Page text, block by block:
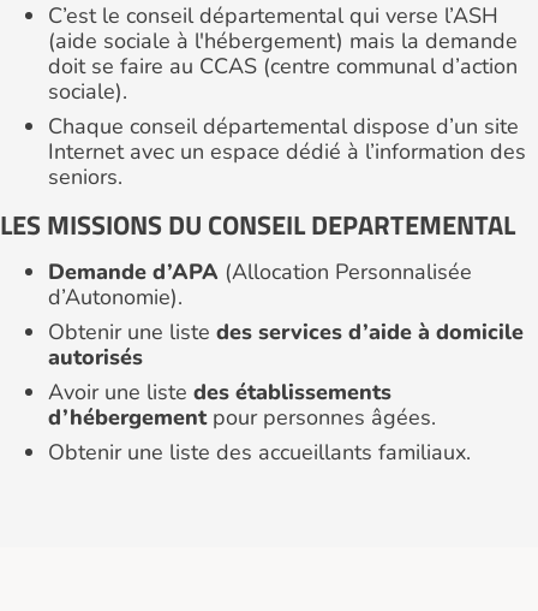
C’est le conseil départemental qui verse l’ASH
(aide sociale à l'hébergement) mais la demande
doit se faire au CCAS (centre communal d’action
sociale).
Chaque conseil départemental dispose d’un site
Internet avec un espace dédié à l’information des
seniors.
LES MISSIONS DU CONSEIL DEPARTEMENTAL
Demande d’APA (Allocation Personnalisée
d’Autonomie).
Obtenir une liste des services d’aide à domicile
autorisés
Avoir une liste des établissements
d’hébergementpour personnes âgées.
Obtenir une liste des accueillants familiaux.